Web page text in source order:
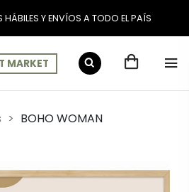
Y ENVÍOS A TODO EL PAÍS
MARKET
BOHO WOMAN